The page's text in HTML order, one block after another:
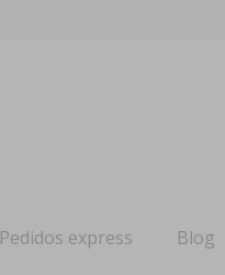
Pedidos express Blog